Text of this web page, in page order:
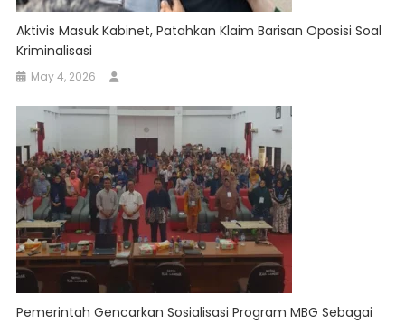
Aktivis Masuk Kabinet, Patahkan Klaim Barisan Oposisi Soal
Kriminalisasi
May 4, 2026
Pemerintah Gencarkan Sosialisasi Program MBG Sebagai